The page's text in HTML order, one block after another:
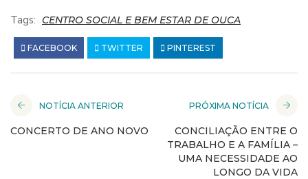
Tags: CENTRO SOCIAL E BEM ESTAR DE OUCA
FACEBOOK TWITTER PINTEREST
NOTÍCIA ANTERIOR
CONCERTO DE ANO NOVO
PRÓXIMA NOTÍCIA
CONCILIAÇÃO ENTRE O
TRABALHO E A FAMÍLIA –
UMA NECESSIDADE AO
LONGO DA VIDA